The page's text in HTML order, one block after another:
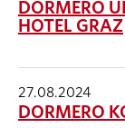
DORMERO
HOTEL GRAZ
27.08.2024
DORMERO